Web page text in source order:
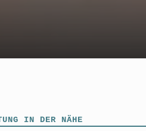
IN DER NÄHE